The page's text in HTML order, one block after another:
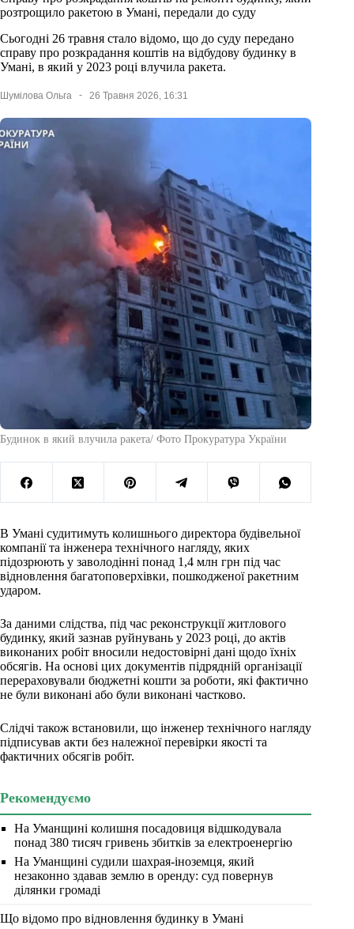
розтрощило ракетою в Умані, передали до суду
Сьогодні 26 травня стало відомо, що до суду передано
справу про розкрадання коштів на відбудову будинку в
Умані, в який у 2023 році влучила ракета.
Шумілова Ольга 26 Травня 2026, 16:31
Будинок в який влучила ракета/ Фото Прокуратура України
В Умані судитимуть колишнього директора будівельної
компанії та інженера технічного нагляду, яких
підозрюють у заволодінні понад 1,4 млн грн під час
відновлення багатоповерхівки, пошкодженої ракетним
ударом.
За даними слідства, під час реконструкції житлового
будинку, який зазнав руйнувань у 2023 році, до актів
виконаних робіт вносили недостовірні дані щодо їхніх
обсягів. На основі цих документів підрядній організації
перераховували бюджетні кошти за роботи, які фактично
не були виконані або були виконані частково.
Слідчі також встановили, що інженер технічного нагляду
підписував акти без належної перевірки якості та
фактичних обсягів робіт.
Рекомендуємо
На Уманщині колишня посадовиця відшкодувала
понад 380 тисяч гривень збитків за електроенергію
На Уманщині судили шахрая-іноземця, який
незаконно здавав землю в оренду: суд повернув
ділянки громаді
Що відомо про відновлення будинку в Умані